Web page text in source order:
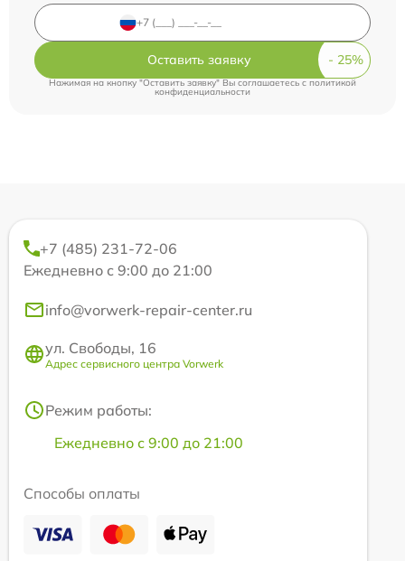
Оставить заявку
Нажимая на кнопку "Оставить заявку" Вы соглашаетесь cполитикой
конфиденциальности
+7 (485) 231-72-06
Ежедневно с 9:00 до 21:00
info@vorwerk-repair-center.ru
ул. Свободы, 16
Адрес сервисного центра Vorwerk
Режим работы:
Ежедневно с 9:00 до 21:00
Способы оплаты